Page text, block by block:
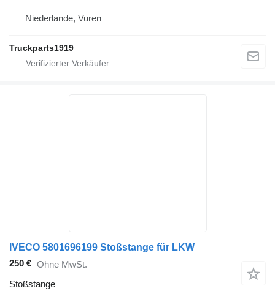
Niederlande, Vuren
Truckparts1919
IVECO 5801696199 Stoßstange für LKW
250 € Ohne MwSt.
Stoßstange